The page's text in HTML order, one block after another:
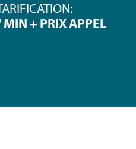
+ PRIX APPEL